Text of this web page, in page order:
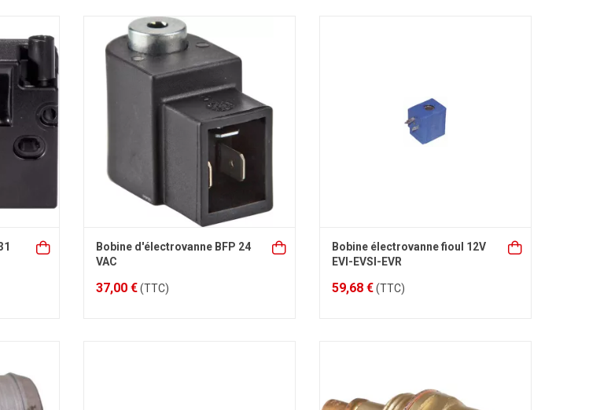
Bobine d'électrovanne BFP 24
VAC
37,00 €(TTC)
Bobine électrovanne fioul 12V
EVI-EVSI-EVR
59,68 €(TTC)